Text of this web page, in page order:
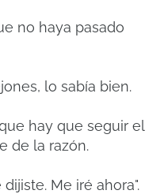
no haya pasado
lo sabía bien.
hay que seguir el
de la razón.
Me iré ahora".